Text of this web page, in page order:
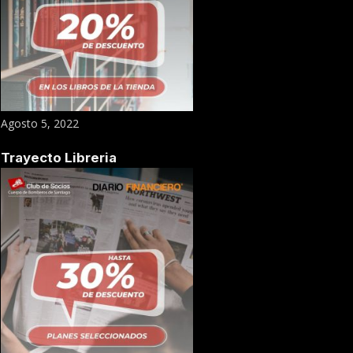
Agosto 5, 2022
Trayecto Libreria